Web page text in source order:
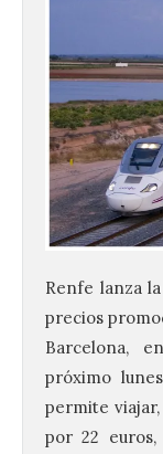
Renfe lanza
precios
Barcelona,
próximo
permite
por 22